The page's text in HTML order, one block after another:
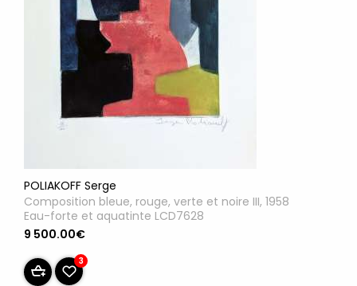
POLIAKOFF Serge
Composition bleue, rouge, verte et noire III, 1958
Eau-forte et aquatinte LCD7628
9 500.00€
3